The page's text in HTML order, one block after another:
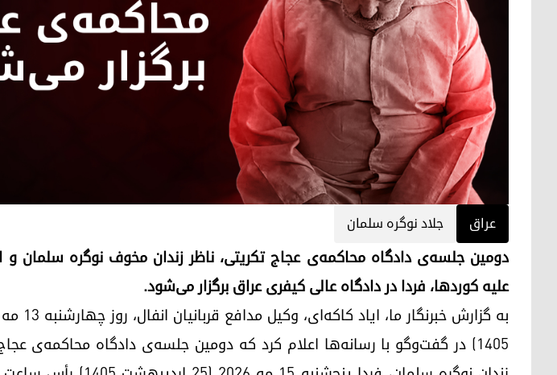
عراق جلاد نوگره سلمان
دومین جلسه‌ی دادگاه محاکمه‌ی عجاج تکریتی، ناظر زندان مخوف نوگره سلمان و
علیه کوردها، فردا در دادگاه عالی کیفری عراق برگزار می‌شود.
۱۴۰۵) در گفت‌وگو با رسانه‌ها اعلام کرد که دومین جلسه‌ی دادگاه محاکمه‌ی